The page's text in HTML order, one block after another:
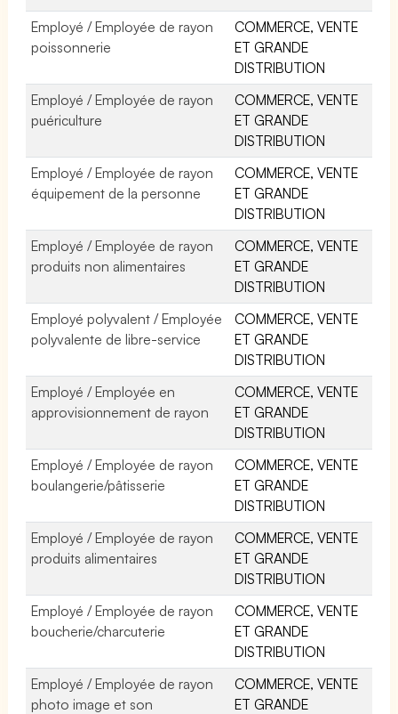
Employé / Employée de rayon
poissonnerie
COMMERCE, VENTE
ET GRANDE
DISTRIBUTION
Employé / Employée de rayon
puériculture
COMMERCE, VENTE
ET GRANDE
DISTRIBUTION
Employé / Employée de rayon
équipement de la personne
COMMERCE, VENTE
ET GRANDE
DISTRIBUTION
Employé / Employée de rayon
produits non alimentaires
COMMERCE, VENTE
ET GRANDE
DISTRIBUTION
Employé polyvalent / Employée
polyvalente de libre-service
COMMERCE, VENTE
ET GRANDE
DISTRIBUTION
Employé / Employée en
approvisionnement de rayon
COMMERCE, VENTE
ET GRANDE
DISTRIBUTION
Employé / Employée de rayon
boulangerie/pâtisserie
COMMERCE, VENTE
ET GRANDE
DISTRIBUTION
Employé / Employée de rayon
produits alimentaires
COMMERCE, VENTE
ET GRANDE
DISTRIBUTION
Employé / Employée de rayon
boucherie/charcuterie
COMMERCE, VENTE
ET GRANDE
DISTRIBUTION
Employé / Employée de rayon
photo image et son
COMMERCE, VENTE
ET GRANDE